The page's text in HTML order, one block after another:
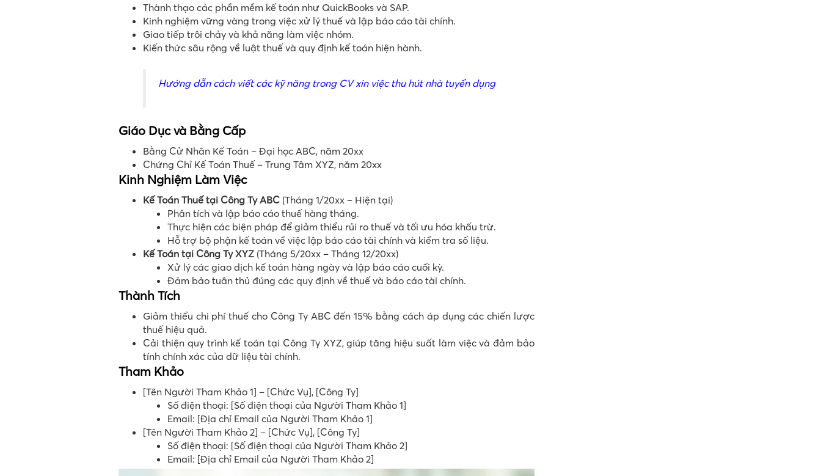
Thành thạo các phần mềm kế toán như QuickBooks và SAP.
Kinh nghiệm vững vàng trong việc xử lý thuế và lập báo cáo tài chính.
Giao tiếp trôi chảy và khả năng làm việc nhóm.
Kiến thức sâu rộng về luật thuế và quy định kế toán hiện hành.
Hướng dẫn cách viết các kỹ năng trong CV xin việc thu hút nhà tuyển dụng
Giáo Dục và Bằng Cấp
Bằng Cử Nhân Kế Toán – Đại học ABC, năm 20xx
Chứng Chỉ Kế Toán Thuế – Trung Tâm XYZ, năm 20xx
Kinh Nghiệm Làm Việc
Kế Toán Thuế tại Công Ty ABC (Tháng 1/20xx – Hiện tại)
Phân tích và lập báo cáo thuế hàng tháng.
Thực hiện các biện pháp để giảm thiểu rủi ro thuế và tối ưu hóa khấu trừ.
Hỗ trợ bộ phận kế toán về việc lập báo cáo tài chính và kiểm tra số liệu.
Kế Toán tại Công Ty XYZ (Tháng 5/20xx – Tháng 12/20xx)
Xử lý các giao dịch kế toán hàng ngày và lập báo cáo cuối kỳ.
Đảm bảo tuân thủ đúng các quy định về thuế và báo cáo tài chính.
Thành Tích
Giảm thiểu chi phí thuế cho Công Ty ABC đến 15% bằng cách áp dụng các chiến lược
thuế hiệu quả.
Cải thiện quy trình kế toán tại Công Ty XYZ, giúp tăng hiệu suất làm việc và đảm bảo
tính chính xác của dữ liệu tài chính.
Tham Khảo
[Tên Người Tham Khảo 1] – [Chức Vụ], [Công Ty]
Số điện thoại: [Số điện thoại của Người Tham Khảo 1]
Email: [Địa chỉ Email của Người Tham Khảo 1]
[Tên Người Tham Khảo 2] – [Chức Vụ], [Công Ty]
Số điện thoại: [Số điện thoại của Người Tham Khảo 2]
Email: [Địa chỉ Email của Người Tham Khảo 2]